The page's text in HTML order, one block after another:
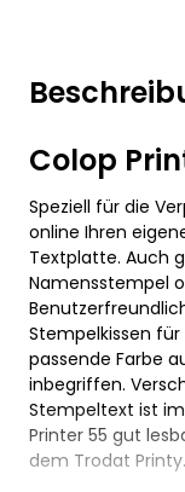
Colop
Speziell für die
online Ihren
Textplatte. Auch
Namensstempel
Stempelkissen
passende Farbe
inbegriffen.
Stempeltext ist
Printer 55 gut
dem Trodat Printy.